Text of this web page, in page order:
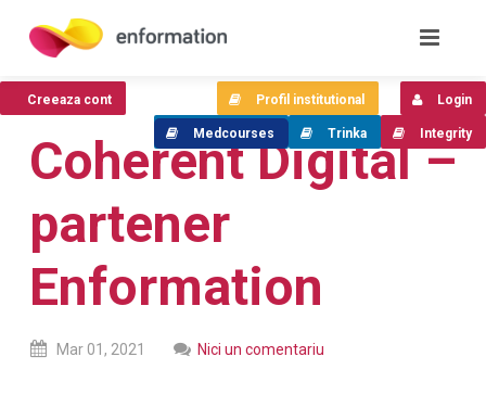
Coherent Digital –
partener
Enformation
Mar 01, 2021 Nici un comentariu
Creeaza cont Login
Profil institutional
Integrity
Trinka
Medcourses